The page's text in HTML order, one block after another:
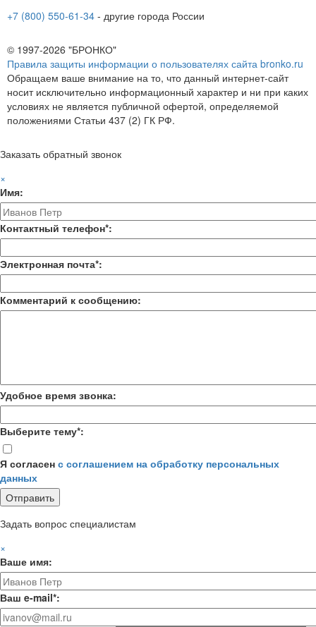
+7 (800) 550-61-34 - другие города России
© 1997-2026 "БРОНКО"
Правила защиты информации о пользователях сайта bronko.ru
Обращаем ваше внимание на то, что данный интернет-сайт
носит исключительно информационный характер и ни при каких
условиях не является публичной офертой, определяемой
положениями Статьи 437 (2) ГК РФ.
Заказать обратный звонок
×
Имя:
Контактный телефон*:
Электронная почта*:
Комментарий к сообщению:
Удобное время звонка:
Выберите тему*:
Я согласен с соглашением на обработку персональных
данных
Задать вопрос специалистам
×
Ваше имя:
Ваш e-mail*: